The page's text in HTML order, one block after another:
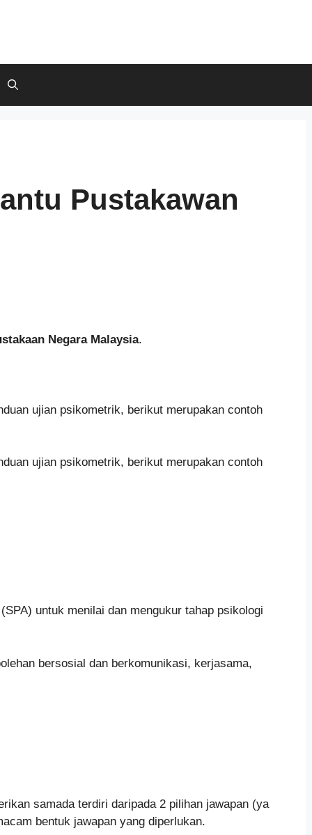
Pustakawan
Negara Malaysia.
ujian psikometrik, berikut merupakan contoh
ujian psikometrik, berikut merupakan contoh
untuk menilai dan mengukur tahap psikologi
bersosial dan berkomunikasi, kerjasama,
samada terdiri daripada 2 pilihan jawapan (ya
bentuk jawapan yang diperlukan.